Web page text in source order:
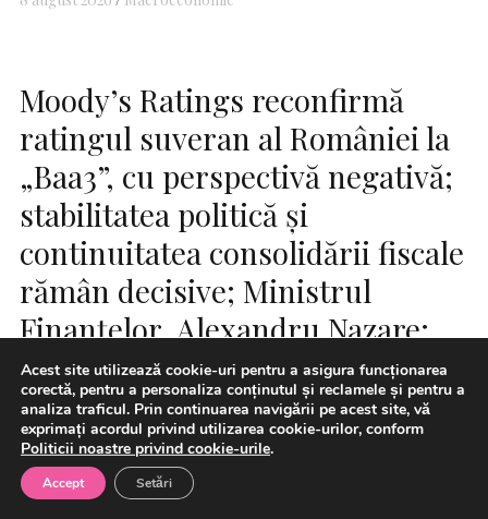
Moody’s Ratings reconfirmă
ratingul suveran al României la
„Baa3”, cu perspectivă negativă;
stabilitatea politică și
continuitatea consolidării fiscale
rămân decisive; Ministrul
Finanțelor, Alexandru Nazare:
Continuarea procesului de
ajustare fiscală și a reformelor
rămâne decisivă
Acest site utilizează cookie-uri pentru a asigura funcționarea
corectă, pentru a personaliza conținutul și reclamele și pentru a
analiza traficul. Prin continuarea navigării pe acest site, vă
exprimați acordul privind utilizarea cookie-urilor, conform
Politicii noastre privind cookie-urile.
Accept Setări